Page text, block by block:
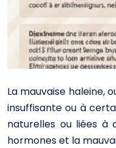
La mauvaise haleine,
insuffisante ou à
naturelles ou liées à
hormones et la